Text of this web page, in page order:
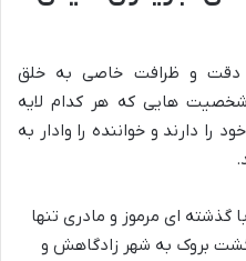
دقت و ظرافت خاصی به خلق
هایی که هر کدام لایه
دارند و خواننده را وادار به
گذشته ای مرموز و مادری تنها
بروک به شهر زادگاهش و